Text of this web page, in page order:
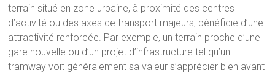
terrain situé en zone urbaine, à proximité des centres
d’activité ou des axes de transport majeurs, bénéficie d’une
attractivité renforcée. Par exemple, un terrain proche d’une
gare nouvelle ou d’un projet d’infrastructure tel qu’un
tramway voit généralement sa valeur s’apprécier bien avant